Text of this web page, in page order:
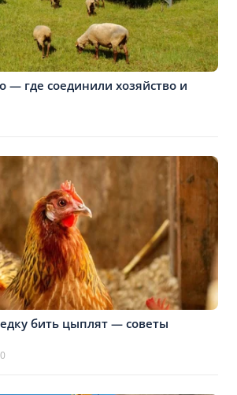
— где соединили хозяйство и
бить цыплят — советы